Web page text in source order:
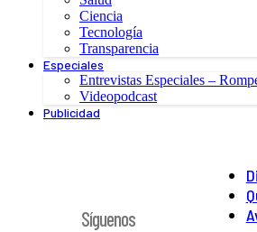
Ciencia
Tecnología
Transparencia
Especiales
Entrevistas Especiales –
Videopodcast
Publicidad
Síguenos